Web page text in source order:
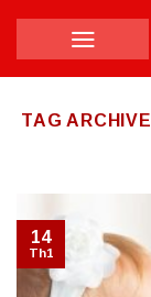
TAG
14
Th1